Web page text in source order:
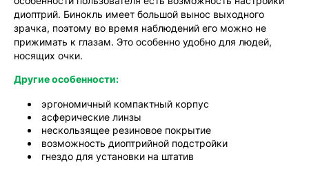
диоптрий. Бинокль имеет большой вынос выходного
зрачка, поэтому во время наблюдений его можно не
прижимать к глазам. Это особенно удобно для людей,
носящих очки.
Другие особенности:
эргономичный компактный корпус
асферические линзы
нескользящее резиновое покрытие
возможность диоптрийной подстройки
гнездо для установки на штатив